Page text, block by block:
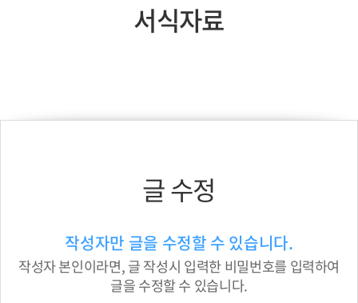
서식자료
글 수정
작성자만 글을 수정할 수 있습니다.
작성자 본인이라면, 글 작성시 입력한 비밀번호를 입력하여
글을 수정할 수 있습니다.